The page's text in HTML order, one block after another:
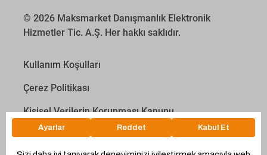
© 2026 Maksmarket Danışmanlık Elektronik
Hizmetler Tic. A.Ş. Her hakkı saklıdır.
Kullanım Koşulları
Çerez Politikası
Kişisel Verilerin Korunması Kanunu
İletişim Aydınlatma Metni